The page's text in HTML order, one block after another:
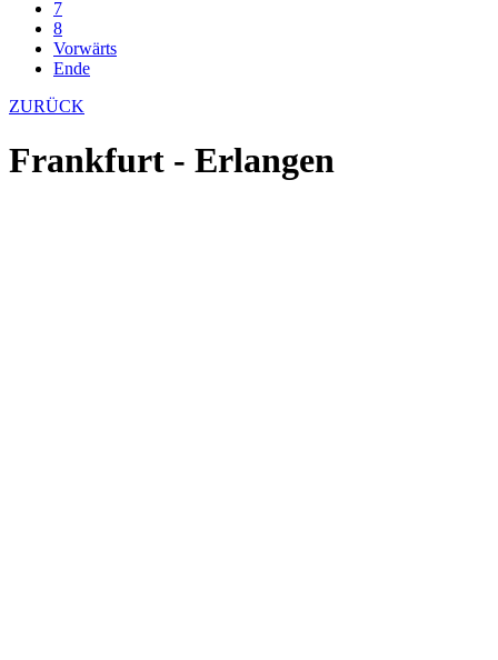
7
8
Vorwärts
Ende
ZURÜCK
Frankfurt - Erlangen